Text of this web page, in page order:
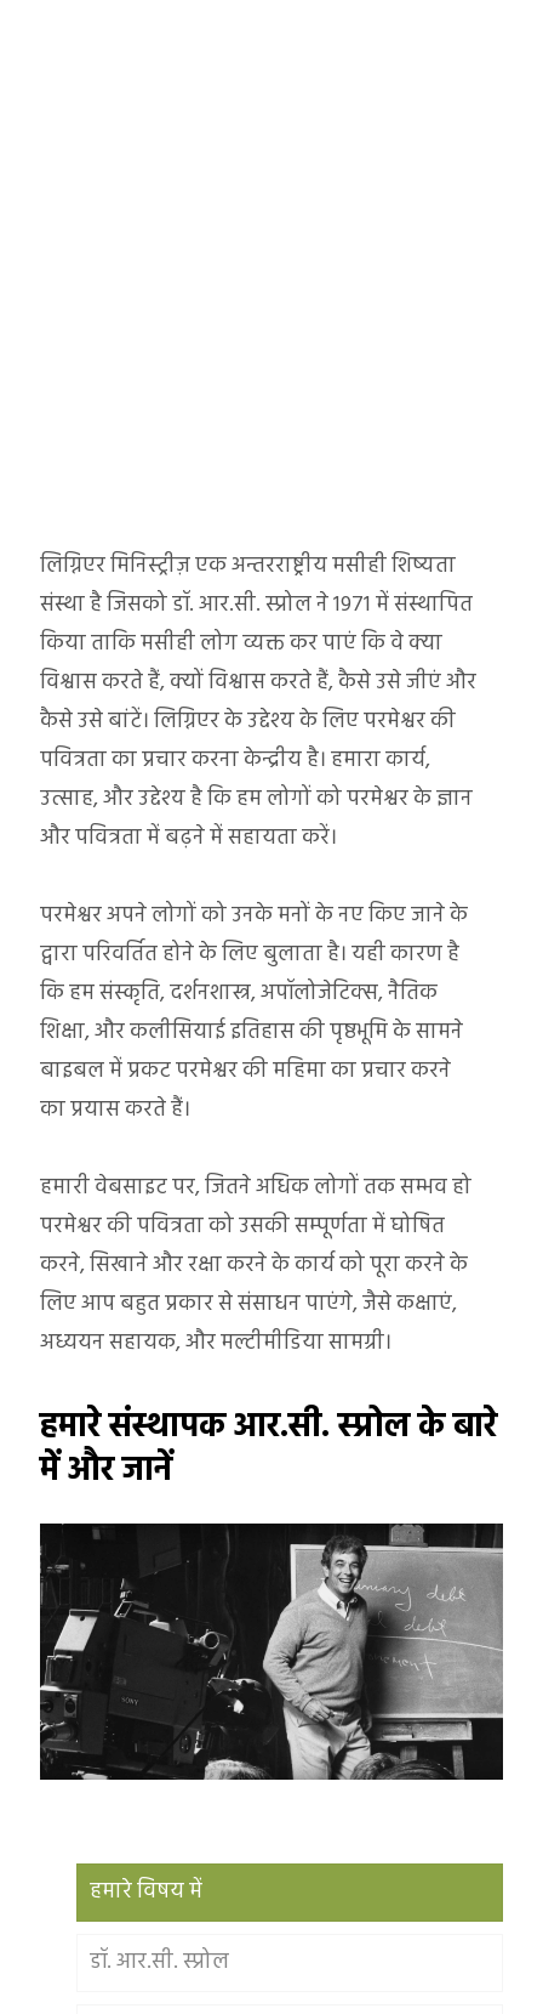
लिग्निएर मिनिस्ट्रीज़ एक अन्तरराष्ट्रीय मसीही शिष्यता
संस्था है जिसको डॉ. आर.सी. स्प्रोल ने 1971 में संस्थापित
किया ताकि मसीही लोग व्यक्त कर पाएं कि वे क्या
विश्वास करते हैं, क्यों विश्वास करते हैं, कैसे उसे जीएं और
कैसे उसे बांटें। लिग्निएर के उद्देश्य के लिए परमेश्वर की
पवित्रता का प्रचार करना केन्द्रीय है। हमारा कार्य,
उत्साह, और उद्देश्य है कि हम लोगों को परमेश्वर के ज्ञान
और पवित्रता में बढ़ने में सहायता करें।
परमेश्वर अपने लोगों को उनके मनों के नए किए जाने के
द्वारा परिवर्तित होने के लिए बुलाता है। यही कारण है
कि हम संस्कृति, दर्शनशास्त्र, अपॉलोजेटिक्स, नैतिक
शिक्षा, और कलीसियाई इतिहास की पृष्ठभूमि के सामने
बाइबल में प्रकट परमेश्वर की महिमा का प्रचार करने
का प्रयास करते हैं।
हमारी वेबसाइट पर, जितने अधिक लोगों तक सम्भव हो
परमेश्वर की पवित्रता को उसकी सम्पूर्णता में घोषित
करने, सिखाने और रक्षा करने के कार्य को पूरा करने के
लिए आप बहुत प्रकार से संसाधन पाएंगे, जैसे कक्षाएं,
अध्ययन सहायक, और मल्टीमीडिया सामग्री।
हमारे संस्थापक आर.सी. स्प्रोल के बारे
में और जानें
हमारे विषय में
डॉ. आर.सी. स्प्रोल